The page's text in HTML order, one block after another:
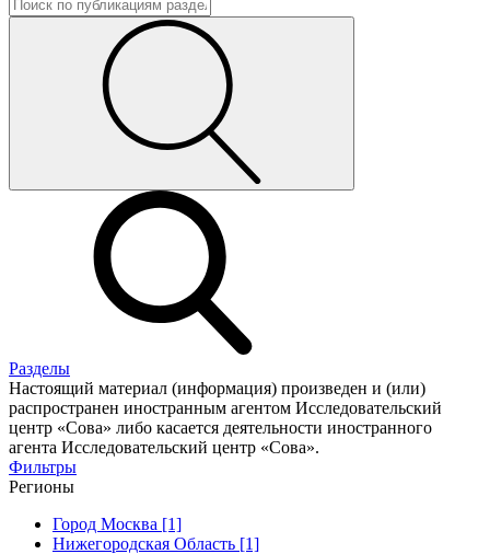
Разделы
Настоящий материал (информация) произведен и (или)
распространен иностранным агентом Исследовательский
центр «Сова» либо касается деятельности иностранного
агента Исследовательский центр «Сова».
Фильтры
Регионы
Город Москва [1]
Нижегородская Область [1]